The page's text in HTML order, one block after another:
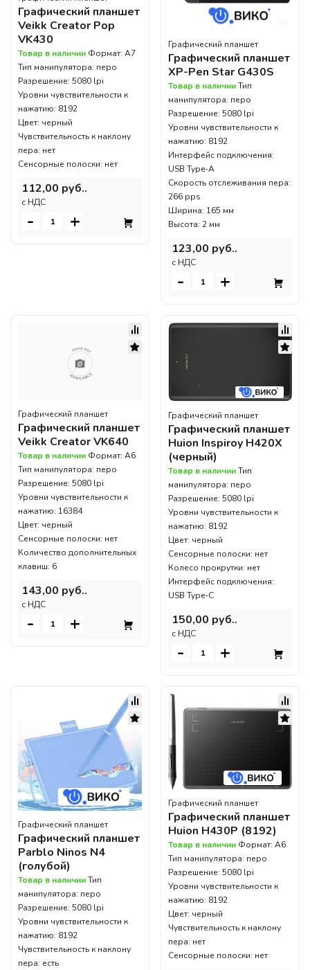
Графический планшет
Veikk Creator Pop
VK430
Товар в наличии Формат: A7
Тип манипулятора: перо
Разрешение: 5080 lpi
Уровни чувствительности к
нажатию: 8192
Цвет: черный
Чувствительность к наклону
пера: нет
Сенсорные полоски: нет
112,00 руб..
c НДС
- +
Графический планшет
Графический планшет
XP-Pen Star G430S
Товар в наличииТип
манипулятора: перо
Разрешение: 5080 lpi
Уровни чувствительности к
нажатию: 8192
Интерфейс подключения:
USB Type-A
Скорость отслеживания пера:
266 pps
Ширина: 165 мм
Высота: 2 мм
123,00 руб..
c НДС
- +
Графический планшет
Графический планшет
Veikk Creator VK640
Товар в наличии Формат: A6
Тип манипулятора: перо
Разрешение: 5080 lpi
Уровни чувствительности к
нажатию: 16384
Цвет: черный
Сенсорные полоски: нет
Количество дополнительных
клавиш: 6
143,00 руб..
c НДС
- +
Графический планшет
Графический планшет
Huion Inspiroy H420X
(черный)
Товар в наличииТип
манипулятора: перо
Разрешение: 5080 lpi
Уровни чувствительности к
нажатию: 8192
Цвет: черный
Сенсорные полоски: нет
Колесо прокрутки: нет
Интерфейс подключения:
USB Type-C
150,00 руб..
c НДС
- +
Графический планшет
Графический планшет
Parblo Ninos N4
(голубой)
Товар в наличииТип
манипулятора: перо
Разрешение: 5080 lpi
Уровни чувствительности к
нажатию: 8192
Чувствительность к наклону
пера: есть
Графический планшет
Графический планшет
Huion H430P (8192)
Товар в наличии Формат: A6
Тип манипулятора: перо
Разрешение: 5080 lpi
Уровни чувствительности к
нажатию: 8192
Цвет: черный
Чувствительность к наклону
пера: нет
Сенсорные полоски: нет